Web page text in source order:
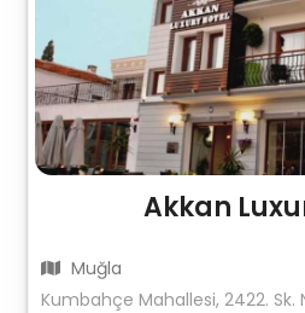
Akkan
Muğla
Kumbahçe Mahallesi, 2422.